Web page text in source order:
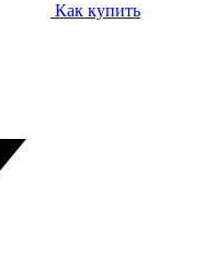
Как купить